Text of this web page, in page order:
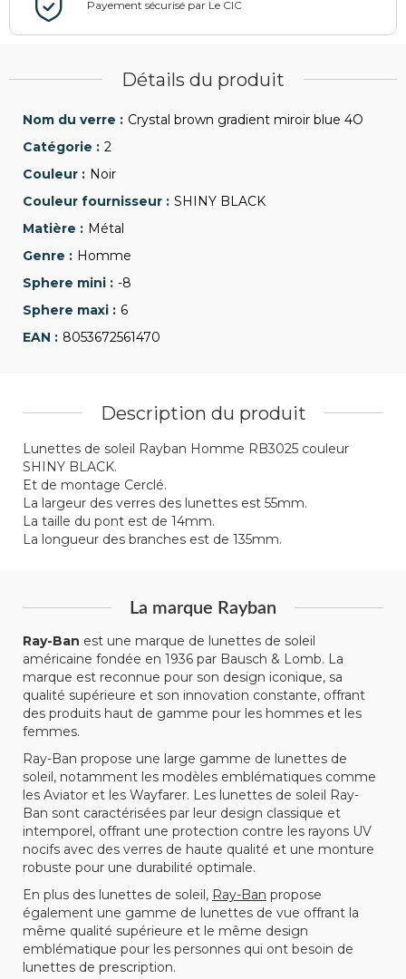
Détails du produit
Crystal brown gradient miroir blue 4O
2
Noir
SHINY BLACK
Métal
Homme
-8
6
8053672561470
Description du produit
Lunettes de soleil Rayban Homme RB3025 couleur
SHINY BLACK.
Et de montage Cerclé.
La largeur des verres des lunettes est 55mm.
La taille du pont est de 14mm.
La longueur des branches est de 135mm.
La marque Rayban
Ray-Ban est une marque de lunettes de soleil
américaine fondée en 1936 par Bausch & Lomb. La
marque est reconnue pour son design iconique, sa
qualité supérieure et son innovation constante, offrant
des produits haut de gamme pour les hommes et les
femmes.
Ray-Ban propose une large gamme de lunettes de
soleil, notamment les modèles emblématiques comme
les Aviator et les Wayfarer. Les lunettes de soleil Ray-
Ban sont caractérisées par leur design classique et
intemporel, offrant une protection contre les rayons UV
nocifs avec des verres de haute qualité et une monture
robuste pour une durabilité optimale.
En plus des lunettes de soleil, Ray-Ban propose
également une gamme de lunettes de vue offrant la
même qualité supérieure et le même design
emblématique pour les personnes qui ont besoin de
lunettes de prescription.